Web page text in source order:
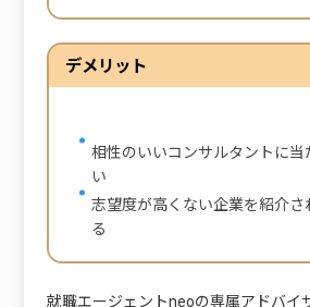
デメリット
相性のいいコンサルタントに当
い
志望度が高くない企業を紹介さ
る
就職エージェントneoの専属アドバイ